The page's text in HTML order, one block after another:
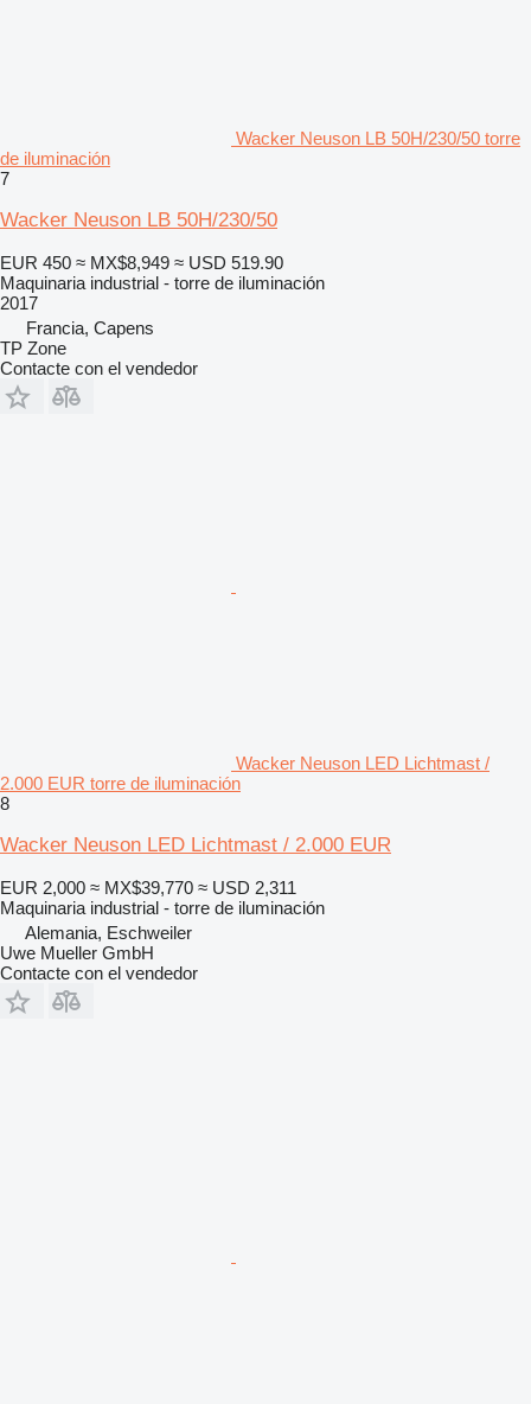
Wacker Neuson LB 50H/230/50 torre
de iluminación
7
Wacker Neuson LB 50H/230/50
EUR 450 ≈ MX$8,949 ≈ USD 519.90
Maquinaria industrial - torre de iluminación
2017
Francia, Capens
TP Zone
Contacte con el vendedor
Wacker Neuson LED Lichtmast /
2.000 EUR torre de iluminación
8
Wacker Neuson LED Lichtmast / 2.000 EUR
EUR 2,000 ≈ MX$39,770 ≈ USD 2,311
Maquinaria industrial - torre de iluminación
Alemania, Eschweiler
Uwe Mueller GmbH
Contacte con el vendedor